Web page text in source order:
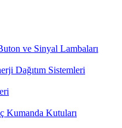
ve Sinyal Lambaları
Dağıtım Sistemleri
Kumanda Kutuları